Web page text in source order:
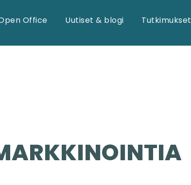
Office Uutiset & blogi Tutkimukset